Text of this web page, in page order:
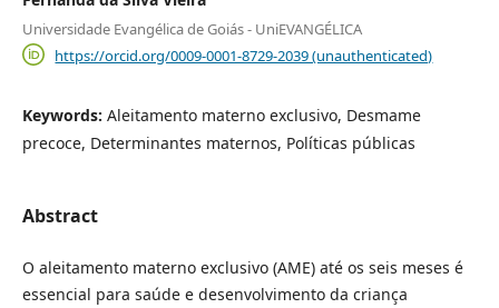
Universidade Evangélica de Goiás - UniEVANGÉLICA
https://orcid.org/0009-0001-8729-2039 (unauthenticated)
Keywords: Aleitamento materno exclusivo, Desmame
precoce, Determinantes maternos, Políticas públicas
Abstract
O aleitamento materno exclusivo (AME) até os seis meses é
essencial para saúde e desenvolvimento da criança